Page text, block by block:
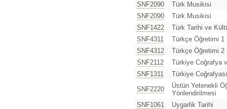
SNF2090
Türk Musikisi
SNF2090
Türk Musikisi
SNF1422
Türk Tarihi ve
SNF4311
Türkçe Öğretimi 1
SNF4312
Türkçe Öğretimi 2
SNF2112
Türkiye Coğrafya
SNF1311
Türkiye
SNF2220
Üstün Yetenekli
Yönlendirilmesi
SNF1061
Uygarlik Tarihi